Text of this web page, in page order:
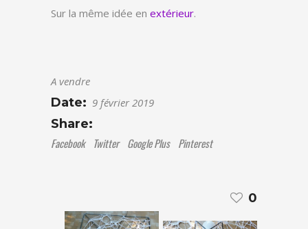
Sur la même idée en extérieur.
A vendre
Date: 9 février 2019
Share:
Facebook
Twitter Google Plus Pinterest
0